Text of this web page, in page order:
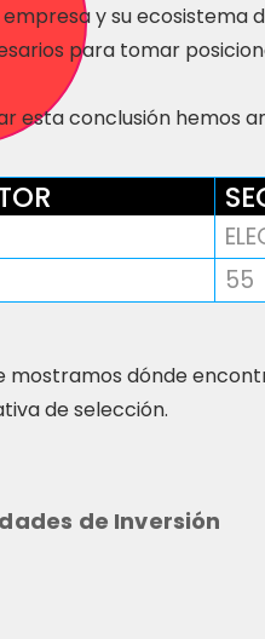
y su ecosistema
para tomar
esta conclusión hemos
55
mostramos dónde
de selección.
de Inversión